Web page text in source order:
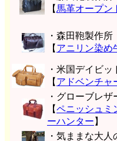
【 馬革オープン
・森田鞄製作所
【 アニリン染め
・米国デイビ
【 アドベンチャ
・グローブレ
【ペニッシュミ
ーハンター 】
・気ままな大人